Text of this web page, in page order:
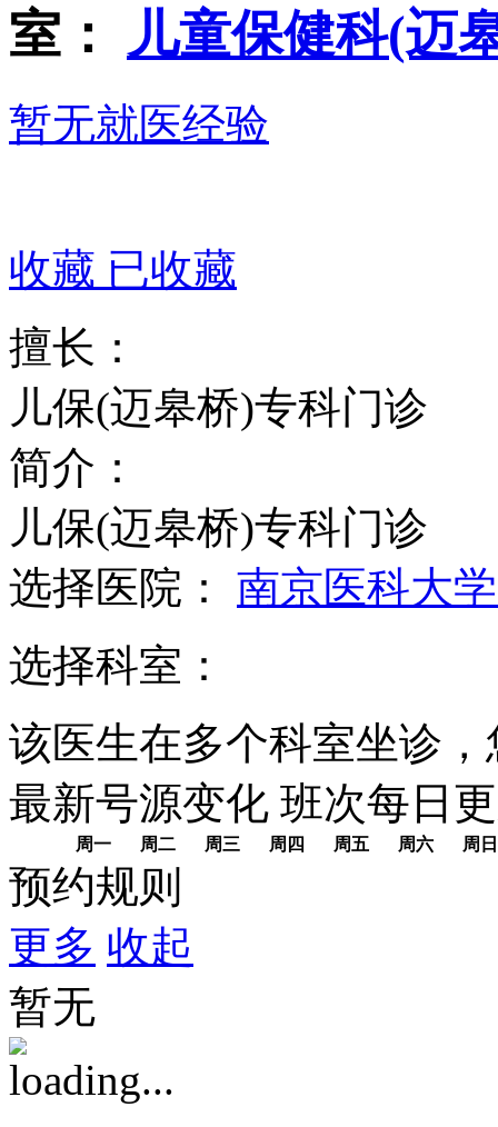
室：
儿童保健科(迈
暂无就医经验
收藏 已收藏
擅长：
儿保(迈皋桥)专科门诊
简介：
儿保(迈皋桥)专科门诊
选择医院： 南京医科大
选择科室：
该医生在多个科室坐诊
最新号源变化 班次每日
周一 周二 周三 周四 周五 周六 周日
预约规则
更多 收起
暂无